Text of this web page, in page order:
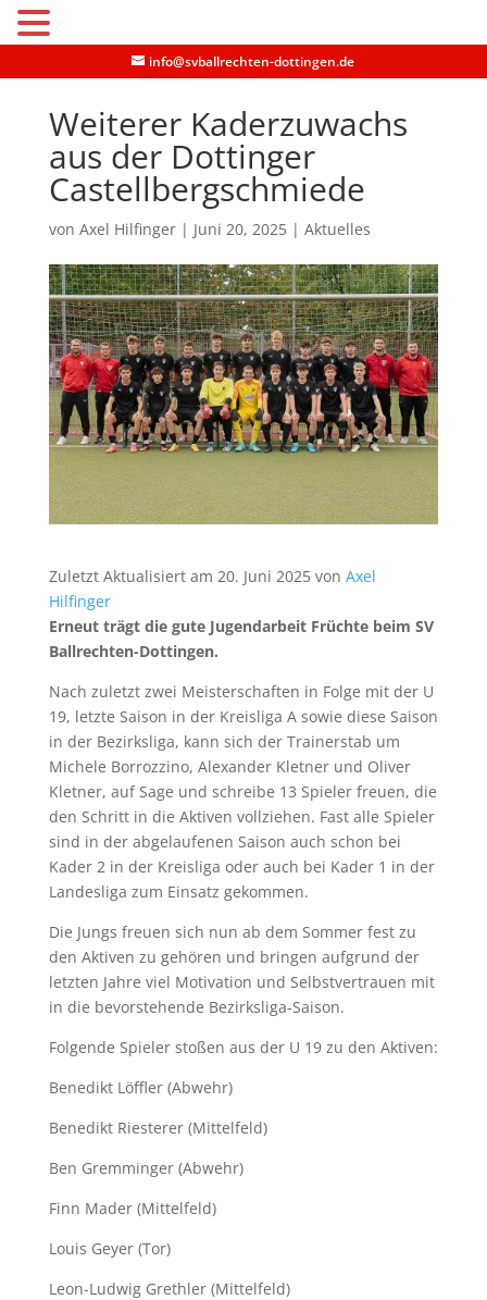
info@svballrechten-dottingen.de
Weiterer Kaderzuwachs
aus der Dottinger
Castellbergschmiede
von Axel Hilfinger| Juni 20, 2025| Aktuelles
Zuletzt Aktualisiert am 20. Juni 2025 von Axel
Hilfinger
Erneut trägt die gute Jugendarbeit Früchte beim SV
Ballrechten-Dottingen.
Nach zuletzt zwei Meisterschaften in Folge mit der U
19, letzte Saison in der Kreisliga A sowie diese Saison
in der Bezirksliga, kann sich der Trainerstab um
Michele Borrozzino, Alexander Kletner und Oliver
Kletner, auf Sage und schreibe 13 Spieler freuen, die
den Schritt in die Aktiven vollziehen. Fast alle Spieler
sind in der abgelaufenen Saison auch schon bei
Kader 2 in der Kreisliga oder auch bei Kader 1 in der
Landesliga zum Einsatz gekommen.
Die Jungs freuen sich nun ab dem Sommer fest zu
den Aktiven zu gehören und bringen aufgrund der
letzten Jahre viel Motivation und Selbstvertrauen mit
in die bevorstehende Bezirksliga-Saison.
Folgende Spieler stoßen aus der U 19 zu den Aktiven:
Benedikt Löffler (Abwehr)
Benedikt Riesterer (Mittelfeld)
Ben Gremminger (Abwehr)
Finn Mader (Mittelfeld)
Louis Geyer (Tor)
Leon-Ludwig Grethler (Mittelfeld)